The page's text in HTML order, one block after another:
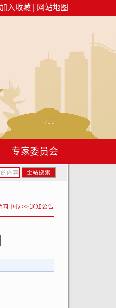
加入收藏 网站地图
专家委员会
年包头市建筑工程专业职称...
闻中心 >> 通知公告